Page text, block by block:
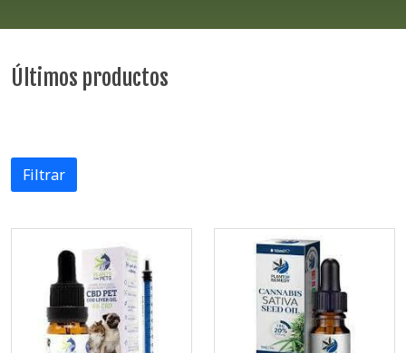
Últimos productos
Filtrar